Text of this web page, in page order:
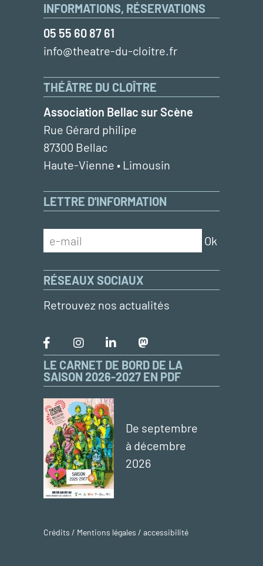
INFORMATIONS, RÉSERVATIONS
05 55 60 87 61
info@theatre-du-cloitre.fr
THÉÂTRE DU CLOÎTRE
Association Bellac sur Scène
Rue Gérard philipe
87300 Bellac
Haute-Vienne • Limousin
LETTRE D'INFORMATION
RÉSEAUX SOCIAUX
Retrouvez nos actualités
LE CARNET DE BORD DE LA
SAISON 2026-2027 EN PDF
De septembre
à décembre
2026
Crédits / Mentions légales / accessibilité